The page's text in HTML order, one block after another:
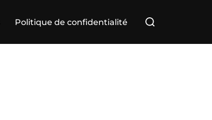
Politique de confidentialité
Rechercher :